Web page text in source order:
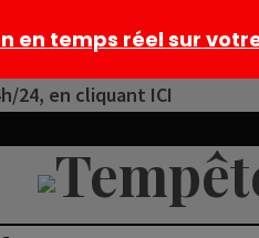
24, en cliquant ICI
en temps réel sur